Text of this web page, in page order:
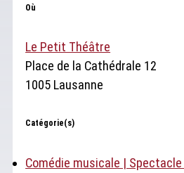
Où
Le Petit Théâtre
Place de la Cathédrale 12
1005 Lausanne
Catégorie(s)
Comédie musicale | Spectacle